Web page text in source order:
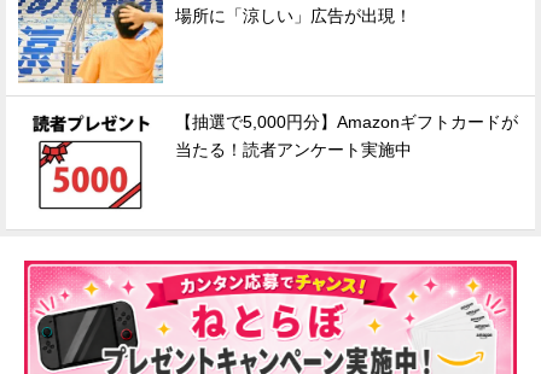
場所に「涼しい」広告が出現！
【抽選で5,000円分】Amazonギフトカードが
当たる！読者アンケート実施中